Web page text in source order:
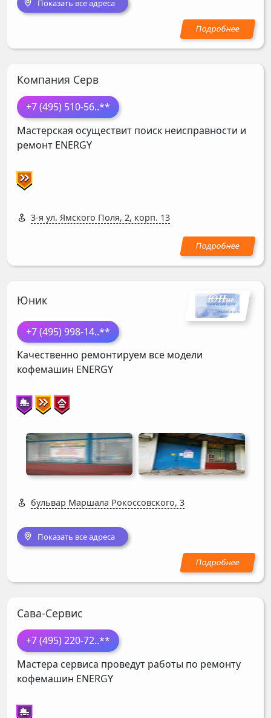
Показать все адреса
Компания Серв
+7 (495) 510-56..**
Мастерская осуществит поиск неисправности и
ремонт ENERGY
3-я ул. Ямского Поля, 2, корп. 13
Юник
+7 (495) 998-14..**
Качественно ремонтируем все модели
кофемашин ENERGY
бульвар Маршала Рокоссовского, 3
Показать все адреса
Сава-Сервис
+7 (495) 220-72..**
Мастера сервиса проведут работы по ремонту
кофемашин ENERGY